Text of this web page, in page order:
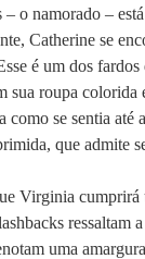
fechar
– o namorado –
Catherine se
é um dos
sua roupa colorida
como se sentia até
que admite
Virginia cumprirá
ressaltam
uma